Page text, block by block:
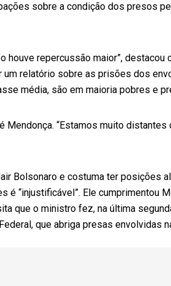
sobre a condição dos presos
houve repercussão maior”, destacou
relatório sobre as prisões dos
média, são em maioria pobres e
“Estamos muito distantes
Bolsonaro e costuma ter posições
“injustificável”. Ele cumprimentou
que o ministro fez, na última
que abriga presas envolvidas